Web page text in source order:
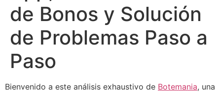
de Bonos y Solución
de Problemas Paso a
Paso
Bienvenido a este análisis exhaustivo de Botemania, una